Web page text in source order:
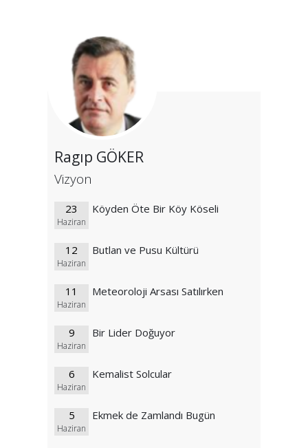
Ragıp GÖKER
Vizyon
23
Haziran
Köyden Öte Bir Köy Köseli
12
Haziran
Butlan ve Pusu Kültürü
11
Haziran
Meteoroloji Arsası Satılırken
9
Haziran
Bir Lider Doğuyor
6
Haziran
Kemalist Solcular
5
Haziran
Ekmek de Zamlandı Bugün